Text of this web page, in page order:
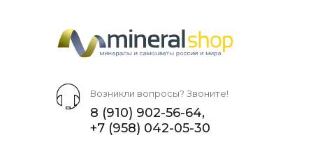
Возникли вопросы? Звоните!
8 (910) 902-56-64,
+7 (958) 042-05-30